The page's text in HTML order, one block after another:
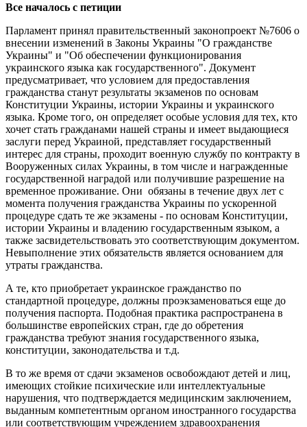
Все началось с петиции
Парламент принял правительственный законопроект №7606 о
внесении изменений в Законы Украины "О гражданстве
Украины" и "Об обеспечении функционирования
украинского языка как государственного". Документ
предусматривает, что условием для предоставления
гражданства станут результаты экзаменов по основам
Конституции Украины, истории Украины и украинского
языка. Кроме того, он определяет особые условия для тех, кто
хочет стать гражданами нашей страны и имеет выдающиеся
заслуги перед Украиной, представляет государственный
интерес для страны, проходит военную службу по контракту в
Вооруженных силах Украины, в том числе и награжденные
государственной наградой или получившие разрешение на
временное проживание. Они обязаны в течение двух лет с
момента получения гражданства Украины по ускоренной
процедуре сдать те же экзамены - по основам Конституции,
истории Украины и владению государственным языком, а
также засвидетельствовать это соответствующим документом.
Невыполнение этих обязательств является основанием для
утраты гражданства.
А те, кто приобретает украинское гражданство по
стандартной процедуре, должны проэкзаменоваться еще до
получения паспорта. Подобная практика распространена в
большинстве европейских стран, где до обретения
гражданства требуют знания государственного языка,
конституции, законодательства и т.д.
В то же время от сдачи экзаменов освобождают детей и лиц,
имеющих стойкие психические или интеллектуальные
нарушения, что подтверждается медицинским заключением,
выданным компетентным органом иностранного государства
или соответствующим учреждением здравоохранения